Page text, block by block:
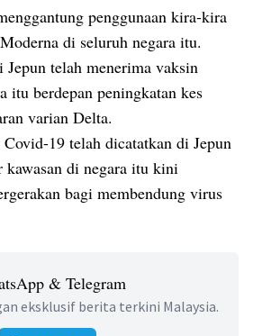
penggunaan kira-kira
di seluruh negara itu.
telah menerima vaksin
itu berdepan peningkatan kes
varian Delta.
19 telah dicatatkan di Jepun
kawasan di negara itu kini
bagi membendung virus
& Telegram
eksklusif berita terkini Malaysia.